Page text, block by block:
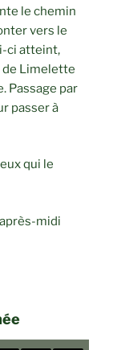
le chemin
vers le
ci atteint,
de Limelette
Passage par
passer à
qui le
midi